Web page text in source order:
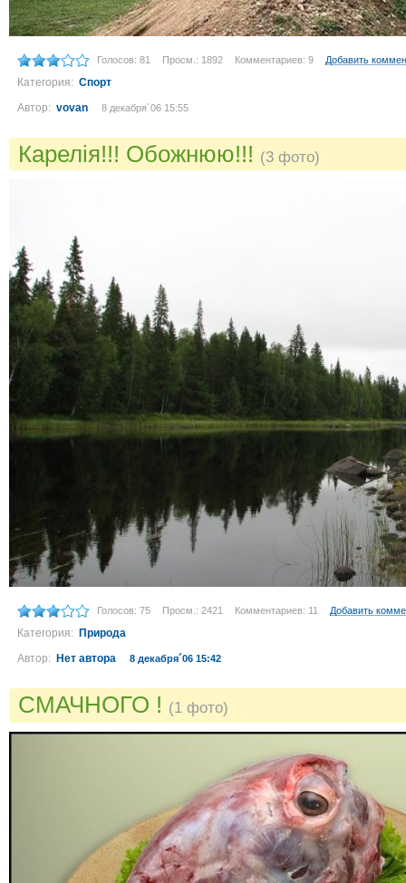
Голосов: 81 Просм.: 1892 Комментариев: 9 Добавить
Категория: Спорт
Автор: vovan 8 декабря´06 15:55
Карелія!!! Обожнюю!!! (3 фото)
Голосов: 75 Просм.: 2421 Комментариев: 11 Добавить
Категория: Природа
Автор: Нет автора 8 декабря´06 15:42
СМАЧНОГО ! (1 фото)